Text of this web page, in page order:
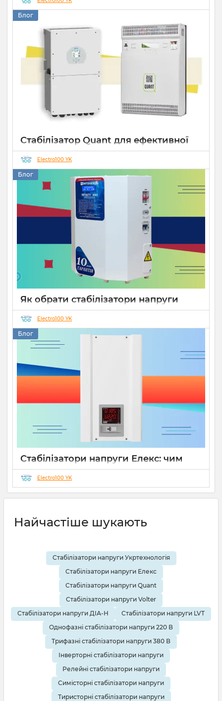
22 07 2026
Блог
Стабілізатор Quant для ефективної
роботи СЕС
Electro100 YK
Блог
Як обрати стабілізатори напруги
Укртехнологія для дому чи бізнесу
Electro100 YK
Блог
Стабілізатори напруги Елекс: чим
відрізняються серії Ампер, Герц і
Гібрид (огляд інженерів)
19 08 2025 0 10 хвилин
Electro100 YK
Найчастіше шукають
Стабілізатори напруги Укртехнологія
Стабілізатори напруги Елекс
Стабілізатори напруги Quant
Стабілізатори напруги Volter
Стабілізатори напруги ДІА-Н
Стабілізатори напруги LVT
Однофазні стабілізатори напруги 220 В
Трифазні стабілізатори напруги 380 В
Інверторні стабілізатори напруги
Релейні стабілізатори напруги
Симісторні стабілізатори напруги
Тиристорні стабілізатори напруги